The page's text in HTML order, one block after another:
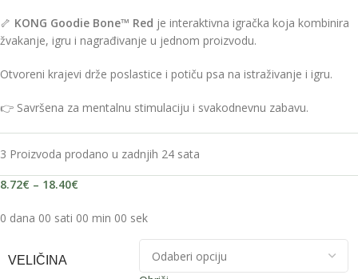
🦴 KONG Goodie Bone™ Red je interaktivna igračka koja kombinira
žvakanje, igru i nagrađivanje u jednom proizvodu.
Otvoreni krajevi drže poslastice i potiču psa na istraživanje i igru.
👉 Savršena za mentalnu stimulaciju i svakodnevnu zabavu.
3 Proizvoda prodano u zadnjih 24 sata
8.72€ – 18.40€
0 dana 00 sati 00 min 00 sek
VELIČINA